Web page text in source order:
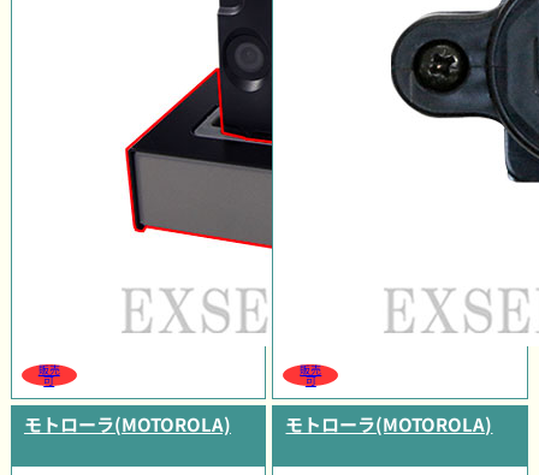
販売
可
販売
可
モトローラ(MOTOROLA) モトローラ(MOTOROLA)